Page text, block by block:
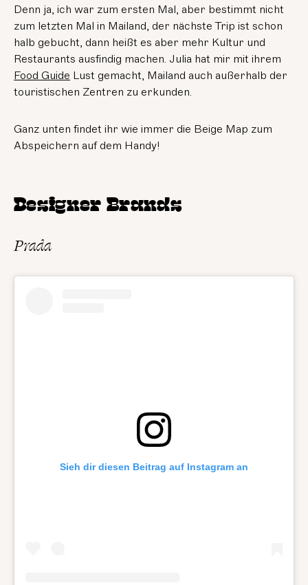
Denn ja, ich war zum ersten Mal, aber bestimmt nicht
zum letzten Mal in Mailand, der nächste Trip ist schon
halb gebucht, dann heißt es aber mehr Kultur und
Restaurants ausfindig machen. Julia hat mir mit ihrem
Food Guide Lust gemacht, Mailand auch außerhalb der
touristischen Zentren zu erkunden.
Ganz unten findet ihr wie immer die Beige Map zum
Abspeichern auf dem Handy!
Designer Brands
Prada
Sieh dir diesen Beitrag auf Instagram an